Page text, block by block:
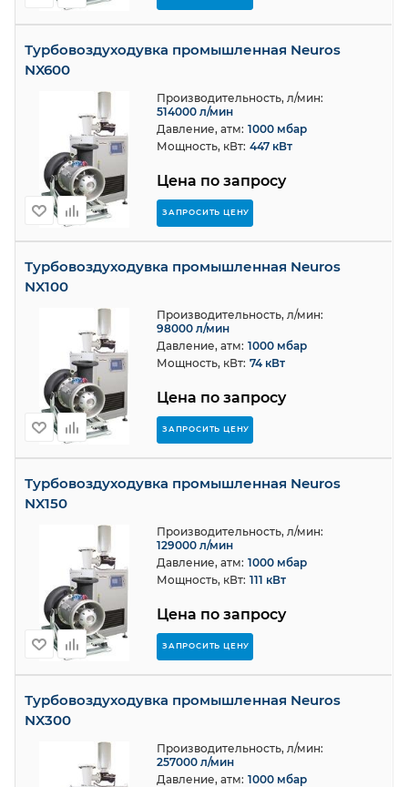
Турбовоздуходувка промышленная Neuros
NX600
Цена по запросу
ЗАПРОСИТЬ ЦЕНУ
Производительность, л/мин:
514000 л/мин
Давление, атм: 1000 мбар
Мощность, кВт: 447 кВт
Турбовоздуходувка промышленная Neuros
NX100
Цена по запросу
ЗАПРОСИТЬ ЦЕНУ
Производительность, л/мин:
98000 л/мин
Давление, атм: 1000 мбар
Мощность, кВт: 74 кВт
Турбовоздуходувка промышленная Neuros
NX150
Цена по запросу
ЗАПРОСИТЬ ЦЕНУ
Производительность, л/мин:
129000 л/мин
Давление, атм: 1000 мбар
Мощность, кВт: 111 кВт
Турбовоздуходувка промышленная Neuros
NX300
Производительность, л/мин:
257000 л/мин
Давление, атм: 1000 мбар